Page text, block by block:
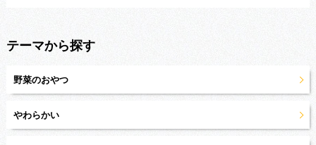
テーマから探す
野菜のおやつ
やわらかい